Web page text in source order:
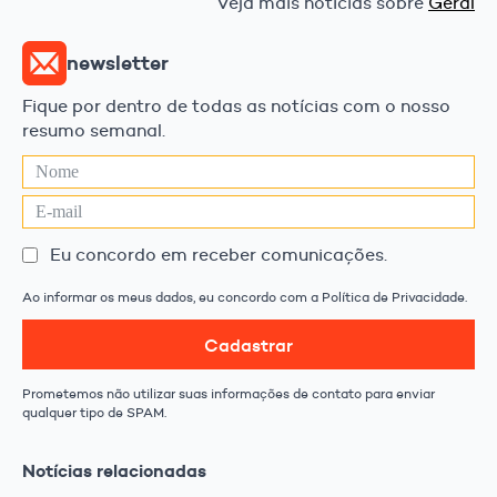
newsletter
Fique por dentro de todas as notícias com o nosso
resumo semanal.
Eu concordo em receber comunicações.
Ao informar os meus dados, eu concordo com a Política de Privacidade.
Cadastrar
Prometemos não utilizar suas informações de contato para enviar
qualquer tipo de SPAM.
Notícias relacionadas